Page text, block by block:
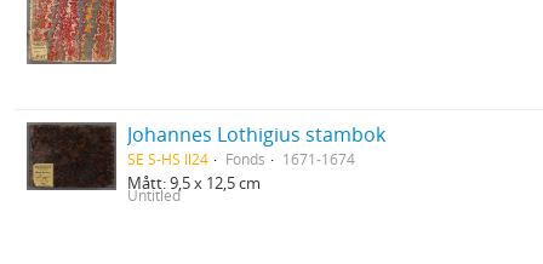
Johannes Lothigius stambok
SE S-HS Il24 Fonds 1671-1674
Mått: 9,5 x 12,5 cm
Untitled